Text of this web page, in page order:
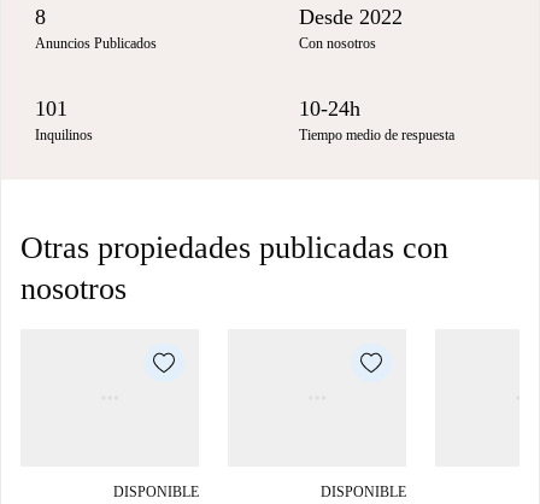
8
Anuncios Publicados
Desde 2022
Con nosotros
101
Inquilinos
10-24h
Tiempo medio de respuesta
Otras propiedades publicadas con
nosotros
DISPONIBLE DISPONIBLE